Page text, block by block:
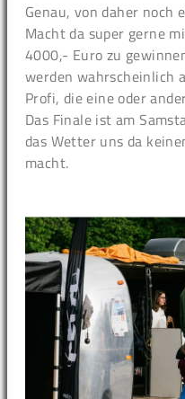
Genau, von daher noch
Macht da super gerne
4000,- Euro zu
werden wahrscheinlich
Profi, die eine oder
Das Finale ist am
das Wetter uns da
macht.